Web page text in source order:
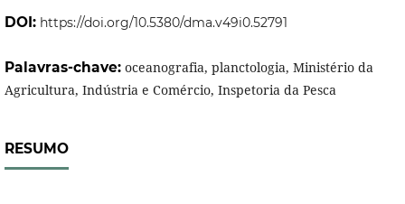
DOI: https://doi.org/10.5380/dma.v49i0.52791
Palavras-chave: oceanografia, planctologia, Ministério da
Agricultura, Indústria e Comércio, Inspetoria da Pesca
RESUMO